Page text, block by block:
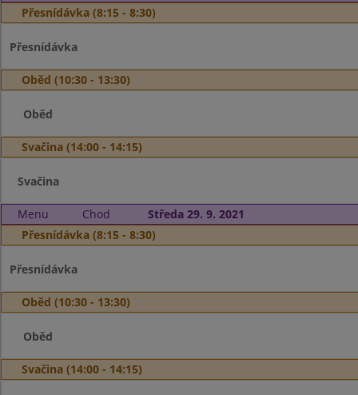
Přesnídávka (8:15 - 8:30)
Přesnídávka
Oběd (10:30 - 13:30)
Oběd
Svačina (14:00 - 14:15)
Svačina
Menu Chod
Středa 29. 9. 2021
Přesnídávka (8:15 - 8:30)
Přesnídávka
Oběd (10:30 - 13:30)
Oběd
Svačina (14:00 - 14:15)